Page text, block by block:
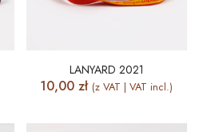
LANYARD 2021
10,00zł (z VAT | VAT incl.)